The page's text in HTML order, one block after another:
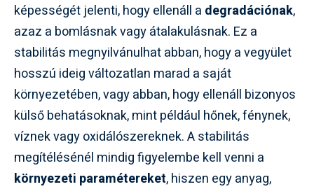
képességét jelenti, hogy ellenáll a degradációnak,
azaz a bomlásnak vagy átalakulásnak. Ez a
stabilitás megnyilvánulhat abban, hogy a vegyület
hosszú ideig változatlan marad a saját
környezetében, vagy abban, hogy ellenáll bizonyos
külső behatásoknak, mint például hőnek, fénynek,
víznek vagy oxidálószereknek. A stabilitás
megítélésénél mindig figyelembe kell venni a
környezeti paramétereket, hiszen egy anyag,